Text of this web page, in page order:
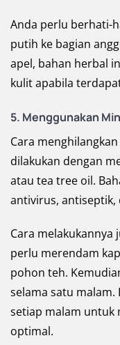
Anda perlu berhati-
putih ke bagian
apel, bahan herbal
kulit apabila
5. Menggunakan
Cara
dilakukan dengan
atau tea tree oil.
antivirus, antiseptik,
Cara melakukannya
perlu merendam
pohon teh.
selama satu malam.
setiap malam untuk
optimal.